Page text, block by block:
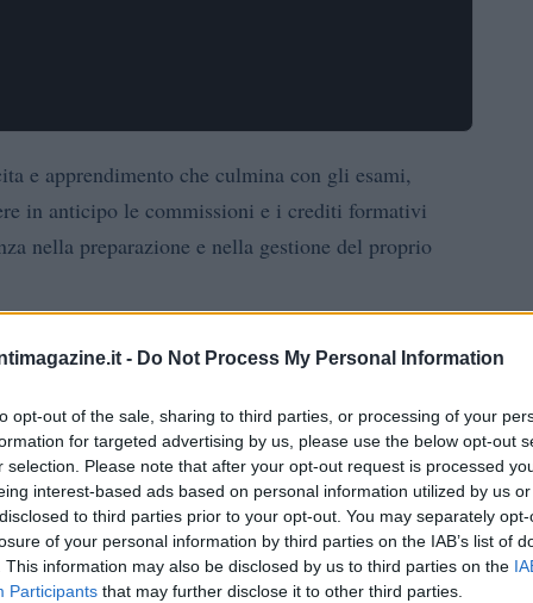
- Do Not Process My Personal Information
opt-out of the sale, sharing to third parties, or processing of your
for targeted advertising by us, please use the below opt-out
selection. Please note that after your opt-out request is processed
interest-based ads based on personal information utilized by us
to third parties prior to your opt-out. You may separately
of your personal information by third parties on the IAB’s list of
This information may also be disclosed by us to third parties on the
Participants that may further disclose it to other third parties.
e apprendimento che culmina con gli esami,
in anticipo le commissioni e i crediti formativi
nella preparazione e nella gestione del proprio
d’esame, i crediti formativi associati e i docenti
studente del primo anno o prossimo alla laurea,
al meglio il tuo percorso universitario.
competenze digitali per il
in un mondo sempre più digitalizzato.